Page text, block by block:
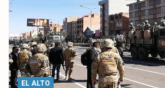
EL ALTO